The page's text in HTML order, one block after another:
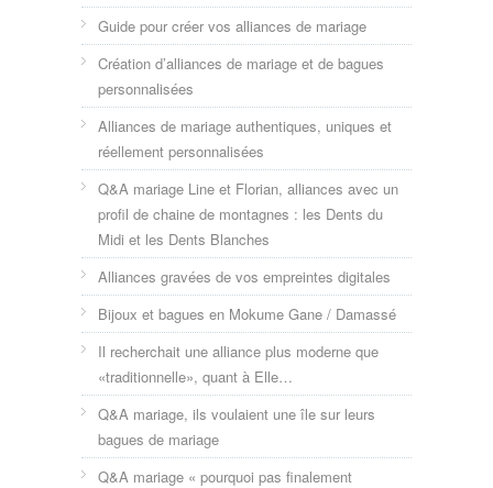
Guide pour créer vos alliances de mariage
Création d’alliances de mariage et de bagues
personnalisées
Alliances de mariage authentiques, uniques et
réellement personnalisées
Q&A mariage Line et Florian, alliances avec un
profil de chaine de montagnes : les Dents du
Midi et les Dents Blanches
Alliances gravées de vos empreintes digitales
Bijoux et bagues en Mokume Gane / Damassé
Il recherchait une alliance plus moderne que
«traditionnelle», quant à Elle…
Q&A mariage, ils voulaient une île sur leurs
bagues de mariage
Q&A mariage « pourquoi pas finalement